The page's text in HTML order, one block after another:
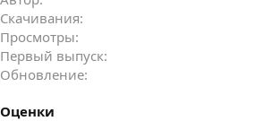
Скачивания
Просмотры
Первый выпуск
Обновление
Оценки